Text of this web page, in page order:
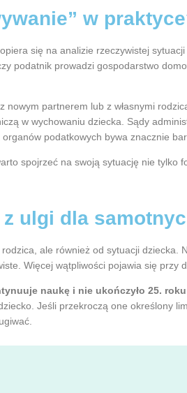
w
się na analizie rzeczywistej
podatnik prowadzi gospodarstwo
nowym partnerem lub z własnymi
w wychowaniu dziecka. Sądy
podatkowych bywa znacznie
spojrzeć na swoją sytuację nie tylko
ulgi dla
ale również od sytuacji dziecka.
Więcej wątpliwości pojawia się przy
naukę i nie ukończyło 25.
Jeśli przekroczą one określony